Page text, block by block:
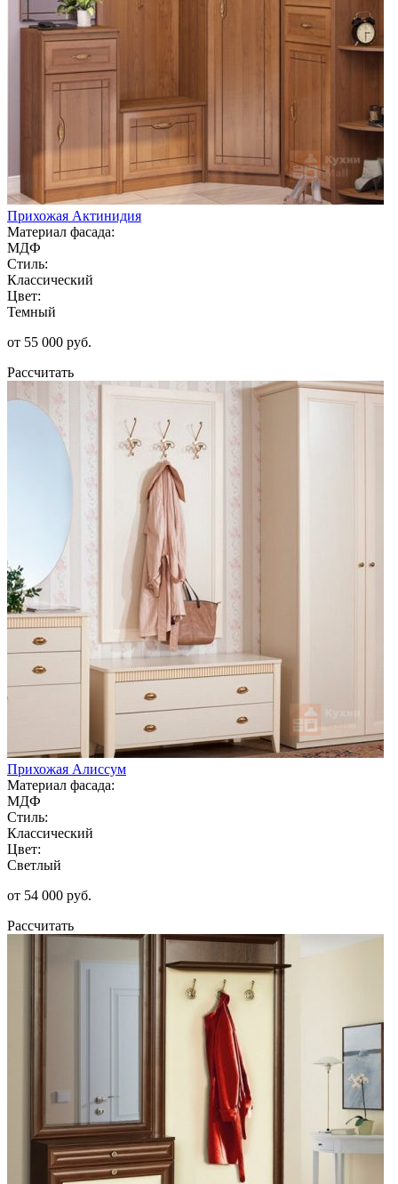
Прихожая Актинидия
Материал фасада:
МДФ
Стиль:
Классический
Цвет:
Темный
от 55 000 руб.
Рассчитать
Прихожая Алиссум
Материал фасада:
МДФ
Стиль:
Классический
Цвет:
Светлый
от 54 000 руб.
Рассчитать